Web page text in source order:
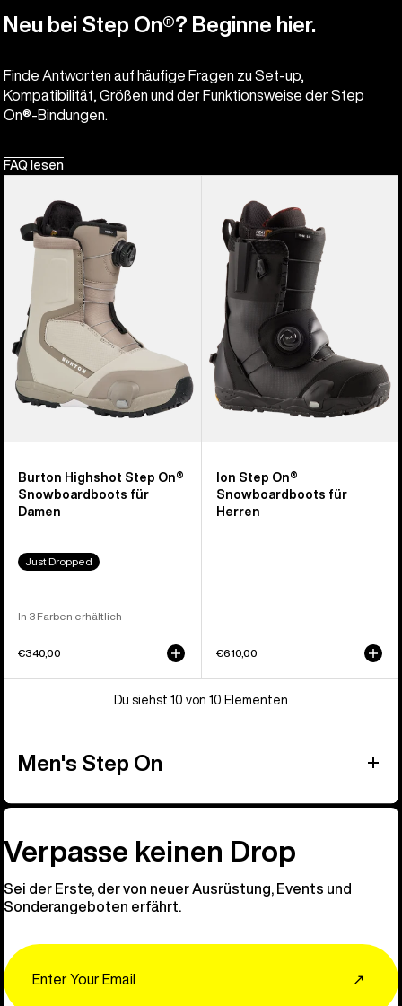
Neu bei Step On®? Beginne hier.
Finde Antworten auf häufige Fragen zu Set-up,
Kompatibilität, Größen und der Funktionsweise der Step
On®-Bindungen.
FAQ lesen
Highshot
Step On®
Snowboardboots
Damen
Burton Highshot Step On®
Snowboardboots für
Damen
Just Dropped
In 3 Farben erhältlich
€340,00
Step
On®
Snowboardboots
Herren
Ion Step On®
Snowboardboots für
Herren
€610,00
Du siehst 10 von 10 Elementen
Men's Step On
Verpasse keinen Drop
Sei der Erste, der von neuer Ausrüstung, Events und
Sonderangeboten erfährt.
↗